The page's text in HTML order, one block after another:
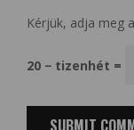
Kérjük, adja meg
20 − tizenhét =